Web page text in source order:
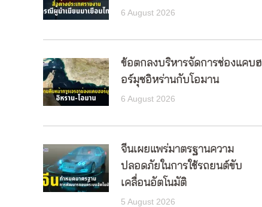
6 August 2026
ข้อตกลงบริหารจัดการช่องแคบฮ
อร์มุซอิหร่านกับโอมาน
6 August 2026
จีนเผยแพร่มาตรฐานความ
ปลอดภัยในการใช้รถยนต์ขับ
เคลื่อนอัตโนมัติ
5 August 2026